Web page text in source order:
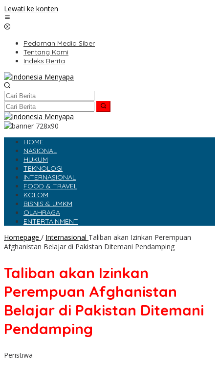
Lewati ke konten
Pedoman Media Siber
Tentang Kami
Indeks Berita
HOME
NASIONAL
HUKUM
TEKNOLOGI
INTERNASIONAL
FOOD & TRAVEL
KOLOM
BISNIS & UMKM
OLAHRAGA
ENTERTAINMENT
Homepage / Internasional Taliban akan Izinkan Perempuan
Afghanistan Belajar di Pakistan Ditemani Pendamping
Taliban akan Izinkan
Perempuan Afghanistan
Belajar di Pakistan Ditemani
Pendamping
Peristiwa